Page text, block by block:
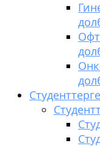
Студенттерге